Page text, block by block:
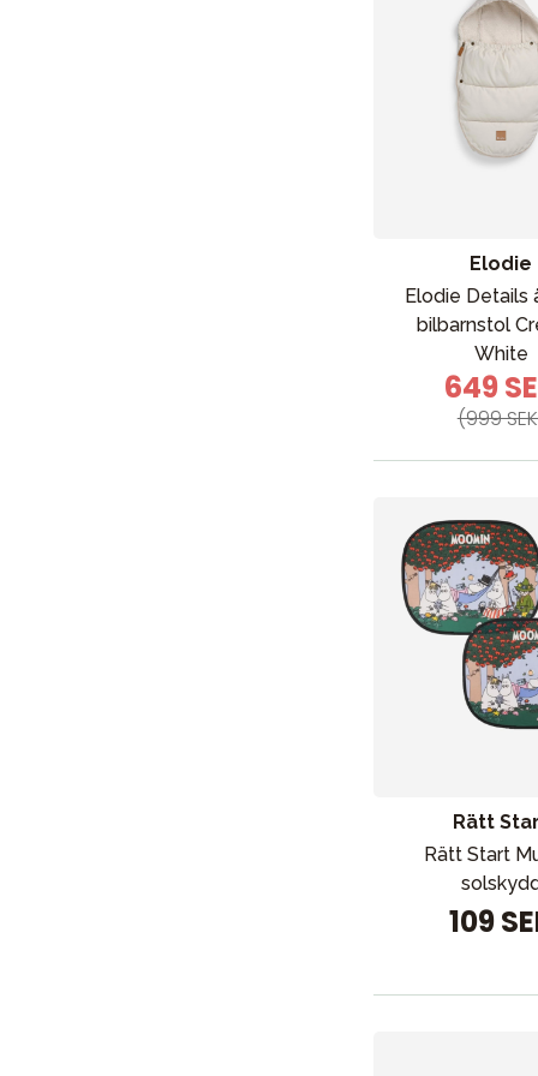
Elodie
Elodie Details
bilbarnstol
White
649
(999
Rätt
Rätt Start
109